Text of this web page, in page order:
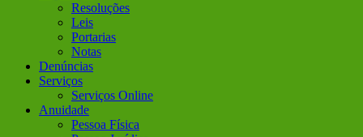
Resoluções
Leis
Portarias
Notas
Denúncias
Serviços
Serviços Online
Anuidade
Pessoa Física